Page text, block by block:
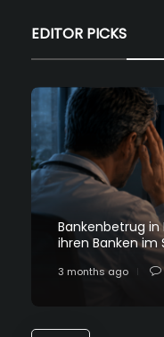
EDITOR PICKS
Bankenbetrug in
ihren Banken
3 months ago